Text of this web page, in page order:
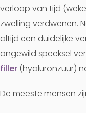
verloop van tijd
zwelling verdwenen.
altijd een duidelijke
ongewild speeksel
filler (hyaluronzuur)
De meeste mensen